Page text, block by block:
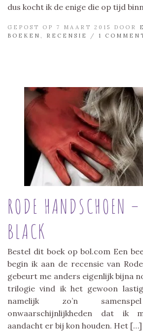
dus kocht ik de enige die op tijd
GEPOST OP 7 MAART 2015 DOOR
BOEKEN
RECENSIE / 1
RODE HANDSCHOEN –
BLACK
Bestel dit boek op bol.com Een
begin ik aan de recensie van
gebeurt me anders eigenlijk bijna
trilogie vind ik het gewoon
namelijk zo’n
onwaarschijnlijkheden dat ik
aandacht er bij kon houden. Het […]